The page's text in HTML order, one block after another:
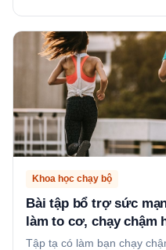
Khoa học chạy bộ
Bài tập bổ trợ sức
làm to cơ, chạy chậm
Tập tạ có làm bạn chạy